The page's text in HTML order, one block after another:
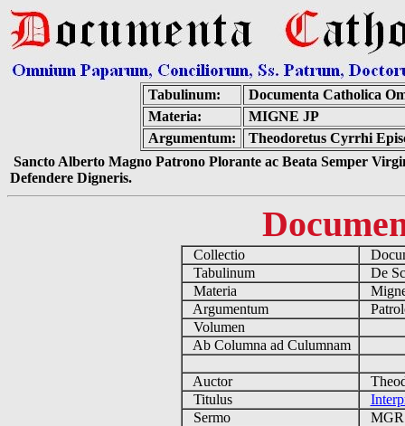
Tabulinum:
Documenta Catholica
Materia:
MIGNE JP
Argumentum:
Theodoretus Cyrrhi
Sancto Alberto Magno Patrono Plorante ac Beata Semper
Defendere Digneris.
Collectio
Tabulinum
De
Materia
Argumentum
Volumen
Ab Columna ad Culumnam
Auctor
Titulus
Sermo